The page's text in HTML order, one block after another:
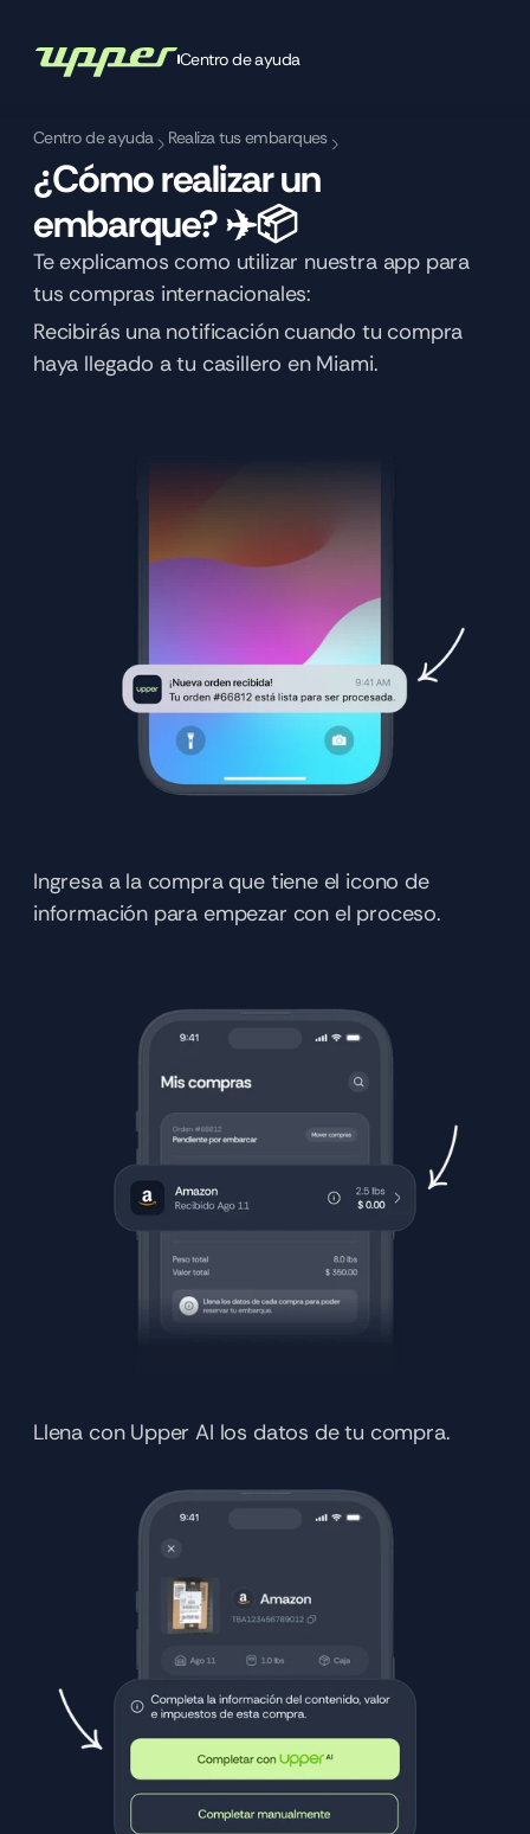
Centro de ayuda
Centro de ayuda Realiza tus embarques
¿Cómo realizar un
embarque? ✈️📦
Te explicamos como utilizar nuestra app para
tus compras internacionales:
Recibirás una notificación cuando tu compra
haya llegado a tu casillero en Miami.
Ingresa a la compra que tiene el icono de
información para empezar con el proceso.
Llena con Upper AI los datos de tu compra.